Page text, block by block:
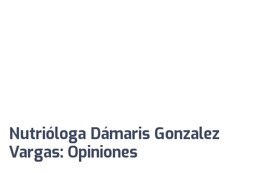
Nutrióloga Dámaris Gonzalez
Vargas: Opiniones